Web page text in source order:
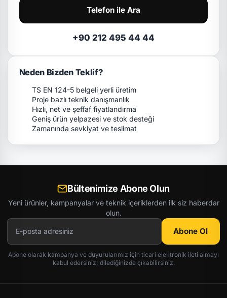
Telefon ile Ara
+90 212 495 44 44
Neden Bizden Teklif?
TS EN 124-5 belgeli yerli üretim
Proje bazlı teknik danışmanlık
Hızlı, net ve şeffaf fiyatlandırma
Geniş ürün yelpazesi ve stok desteği
Zamanında sevkiyat ve teslimat
Bültenimize Abone Olun
Yeni ürünler, kampanyalar ve teknik içeriklerden ilk siz haberdar
olun.
Abone Ol
Abone olarak kampanya ve duyurularımız için ticari elektronik ileti almayı
kabul edersiniz; dilediğinizde çıkabilirsiniz.